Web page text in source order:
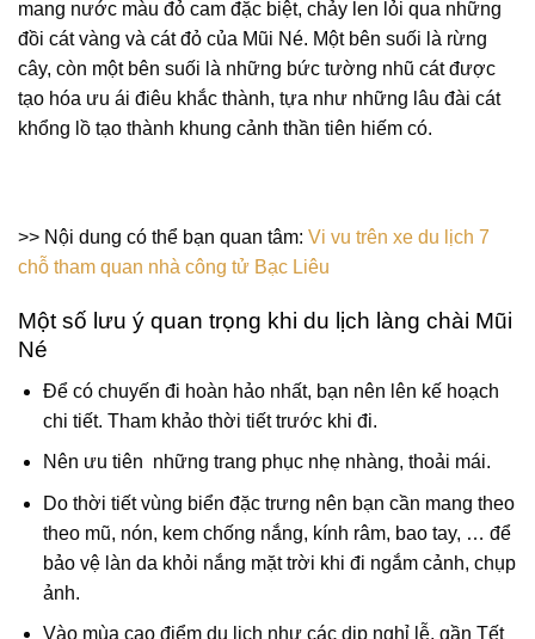
mang nước màu đỏ cam đặc biệt, chảy len lỏi qua những
đồi cát vàng và cát đỏ của Mũi Né. Một bên suối là rừng
cây, còn một bên suối là những bức tường nhũ cát được
tạo hóa ưu ái điêu khắc thành, tựa như những lâu đài cát
khổng lồ tạo thành khung cảnh thần tiên hiếm có.
>> Nội dung có thể bạn quan tâm: Vi vu trên xe du lịch 7
chỗ tham quan nhà công tử Bạc Liêu
Một số lưu ý quan trọng khi du lịch làng chài Mũi
Né
Để có chuyến đi hoàn hảo nhất, bạn nên lên kế hoạch
chi tiết. Tham khảo thời tiết trước khi đi.
Nên ưu tiên những trang phục nhẹ nhàng, thoải mái.
Do thời tiết vùng biển đặc trưng nên bạn cần mang theo
theo mũ, nón, kem chống nắng, kính râm, bao tay, … để
bảo vệ làn da khỏi nắng mặt trời khi đi ngắm cảnh, chụp
ảnh.
Vào mùa cao điểm du lịch như các dịp nghỉ lễ, gần Tết